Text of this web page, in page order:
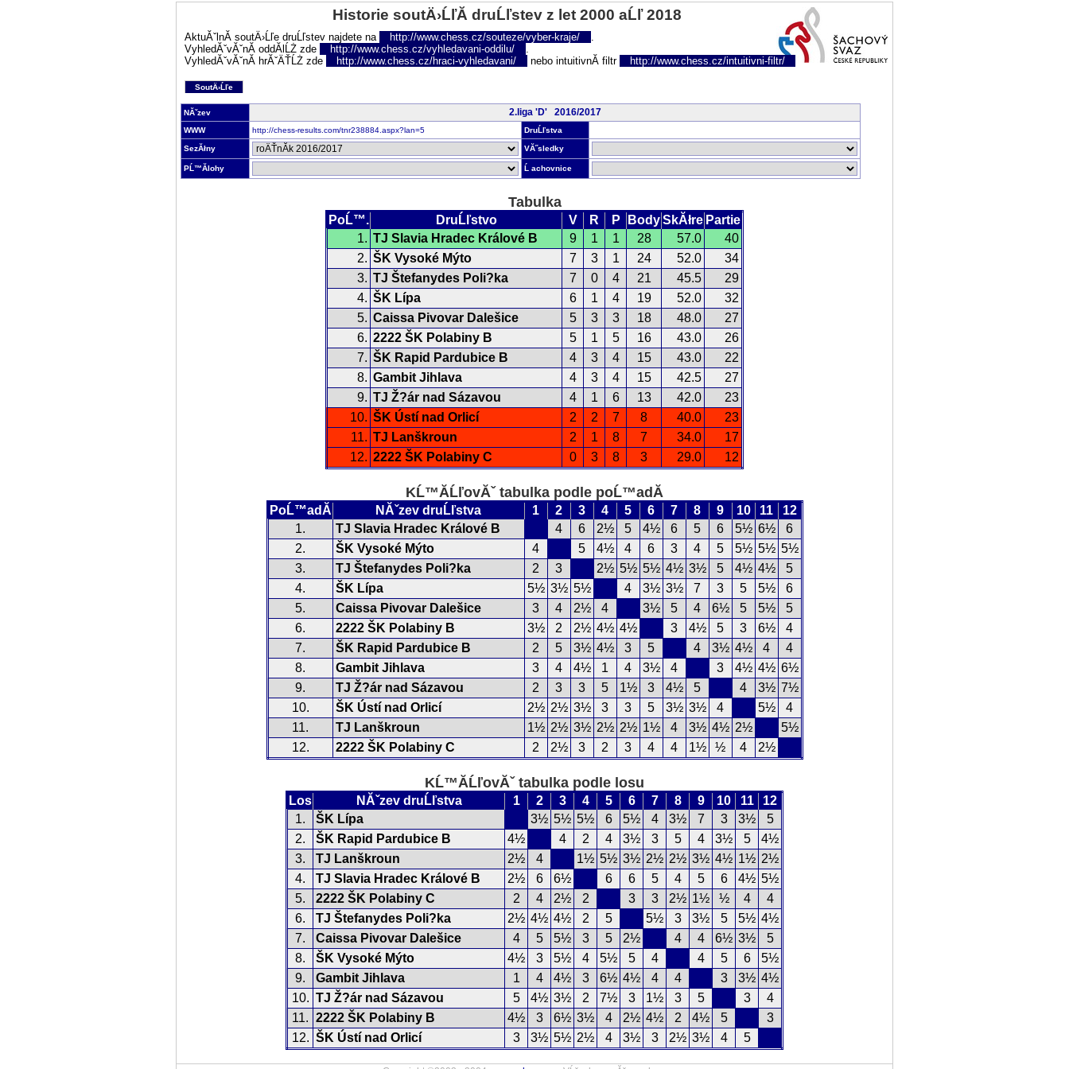
Historie soutÄ›ĹľĂ­ druĹľstev z let 2000 aĹľ 2018
AktuĂˇlnĂ­ soutÄ›Ĺľe druĹľstev najdete na http://www.chess.cz/souteze/vyber-kraje/
.
VyhledĂˇvĂˇnĂ­ oddĂ­lĹŻ zde
http://www.chess.cz/vyhledavani-oddilu/
.
VyhledĂˇvĂˇnĂ­ hrĂˇÄŤĹŻ zde
http://www.chess.cz/hraci-vyhledavani/ nebo intuitivnĂ­ filtr http://www.chess.cz/intuitivni-filtr/
SoutÄ›Ĺľe
NĂˇzev 2.liga 'D' 2016/2017
WWW http://chess-results.com/tnr238884.aspx?lan=5 DruĹľstva
SezĂłny VĂ˝sledky
PĹ™Ă­lohy Ĺ achovnice
Tabulka
PoĹ™. DruĹľstvo V R P BodySkĂłre Partie
1. TJ Slavia Hradec Králové B 9 1 1 28 57.0
40
2. ŠK Vysoké Mýto 7 3 1 24 52.0
34
3. TJ Štefanydes Poli?ka 7 0 4 21 45.5
29
4. ŠK Lípa 6 1 4 19 52.0
32
5. Caissa Pivovar Dalešice 5 3 3 18 48.0
27
6. 2222 ŠK Polabiny B 5 1 5 16 43.0
26
7. ŠK Rapid Pardubice B 4 3 4 15 43.0
22
8. Gambit Jihlava 4 3 4 15 42.5
27
9. TJ Ž?ár nad Sázavou 4 1 6 13 42.0
23
10. ŠK Ústí nad Orlicí 2 2 7 8 40.0
23
11. TJ Lanškroun 2 1 8 7 34.0
17
12. 2222 ŠK Polabiny C 0 3 8 3 29.0 12
KĹ™Ă­ĹľovĂˇ tabulka podle poĹ™adĂ­
PoĹ™adĂ­ NĂˇzev druĹľstva 1 2 3 4 5 6 7 8 9 10 11
12
1.
TJ Slavia Hradec Králové B 4 6 2½ 5 4½ 6 5 6 5½ 6½
6
2.
ŠK Vysoké Mýto 4 5 4½ 4 6 3 4 5 5½ 5½ 5½
3.
TJ Štefanydes Poli?ka 2 3 2½ 5½ 5½ 4½ 3½ 5 4½ 4½
5
4.
ŠK Lípa 5½ 3½ 5½ 4 3½ 3½ 7 3 5 5½
6
5.
Caissa Pivovar Dalešice 3 4 2½ 4 3½ 5 4 6½ 5 5½
5
6.
2222 ŠK Polabiny B 3½ 2 2½ 4½ 4½ 3 4½ 5 3 6½
4
7.
ŠK Rapid Pardubice B 2 5 3½ 4½ 3 5 4 3½ 4½ 4
4
8.
Gambit Jihlava 3 4 4½ 1 4 3½ 4 3 4½ 4½ 6½
9.
TJ Ž?ár nad Sázavou 2 3 3 5 1½ 3 4½ 5 4 3½ 7½
10.
ŠK Ústí nad Orlicí 2½ 2½ 3½ 3 3 5 3½ 3½ 4 5½
4
11.
TJ Lanškroun 1½ 2½ 3½ 2½ 2½ 1½ 4 3½ 4½ 2½
5½
12.
2222 ŠK Polabiny C 2 2½ 3 2 3 4 4 1½ ½ 4 2½
KĹ™Ă­ĹľovĂˇ tabulka podle losu
Los NĂˇzev druĹľstva 1 2 3 4 5 6 7 8 9 10 11
12
1.
ŠK Lípa 3½ 5½ 5½ 6 5½ 4 3½ 7 3 3½
5
2.
ŠK Rapid Pardubice B 4½ 4 2 4 3½ 3 5 4 3½ 5
4½
3.
TJ Lanškroun 2½ 4 1½ 5½ 3½ 2½ 2½ 3½ 4½ 1½ 2½
4.
TJ Slavia Hradec Králové B 2½ 6 6½ 6 6 5 4 5 6 4½ 5½
5.
2222 ŠK Polabiny C 2 4 2½ 2 3 3 2½ 1½ ½ 4
4
6.
TJ Štefanydes Poli?ka 2½ 4½ 4½ 2 5 5½ 3 3½ 5 5½ 4½
7.
Caissa Pivovar Dalešice 4 5 5½ 3 5 2½ 4 4 6½ 3½
5
8.
ŠK Vysoké Mýto 4½ 3 5½ 4 5½ 5 4 4 5 6
5½
9.
Gambit Jihlava 1 4 4½ 3 6½ 4½ 4 4 3 3½ 4½
10. TJ Ž?ár nad Sázavou 5 4½ 3½ 2 7½ 3 1½ 3 5 3
4
11. 2222 ŠK Polabiny B 4½ 3 6½ 3½ 4 2½ 4½ 2 4½ 5
3
12. ŠK Ústí nad Orlicí 3 3½ 5½ 2½ 4 3½ 3 2½ 3½ 4 5